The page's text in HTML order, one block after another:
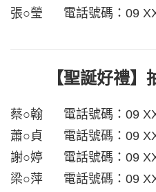
張○瑩 電話號碼：09
【聖誕好禮】
蔡○翰 電話號碼：09
蕭○貞 電話號碼：09
謝○婷 電話號碼：09
梁○萍 電話號碼：09